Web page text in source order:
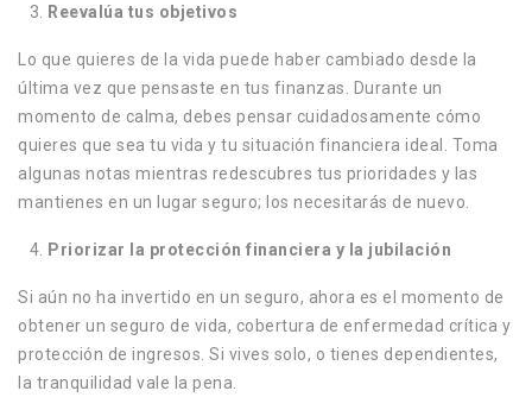
Reevalúa tus objetivos
Lo que quieres de la vida puede haber cambiado desde la
última vez que pensaste en tus finanzas. Durante un
momento de calma, debes pensar cuidadosamente cómo
quieres que sea tu vida y tu situación financiera ideal. Toma
algunas notas mientras redescubres tus prioridades y las
mantienes en un lugar seguro; los necesitarás de nuevo.
Priorizar la protección financiera y la jubilación
Si aún no ha invertido en un seguro, ahora es el momento de
obtener un seguro de vida, cobertura de enfermedad crítica y
protección de ingresos. Si vives solo, o tienes dependientes,
la tranquilidad vale la pena.